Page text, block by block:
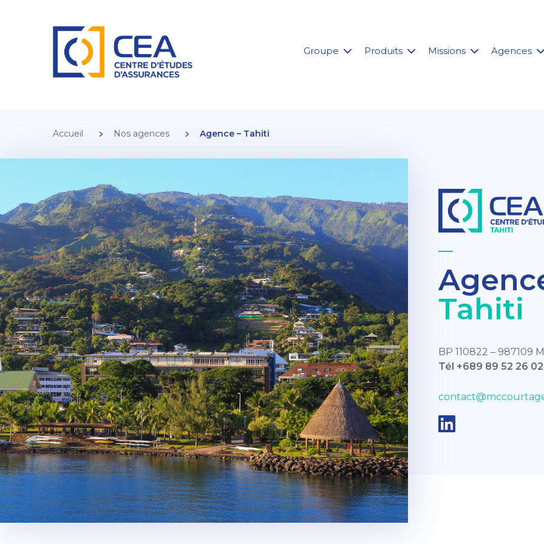
Groupe Produits Missions Agences
Accueil Nos agences Agence – Tahiti
Tahiti
BP 110822 – 987109
Tél +689 89 52 26 02